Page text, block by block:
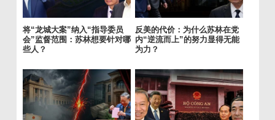
将“龙城大案”纳入“指导委员
会”监督范围：苏林想要针对哪
些人？
反美的代价：为什么苏林在党
内“逆流而上”的努力显得无能
为力？